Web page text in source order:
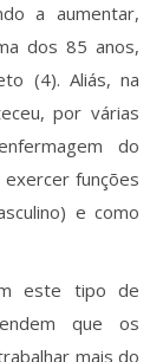
a aumentar,
dos 85 anos,
(4). Aliás, na
por várias
do
funções
e como
este tipo de
que os
mais do